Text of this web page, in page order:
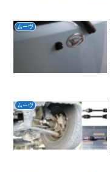
ムーヴ
ムーヴ